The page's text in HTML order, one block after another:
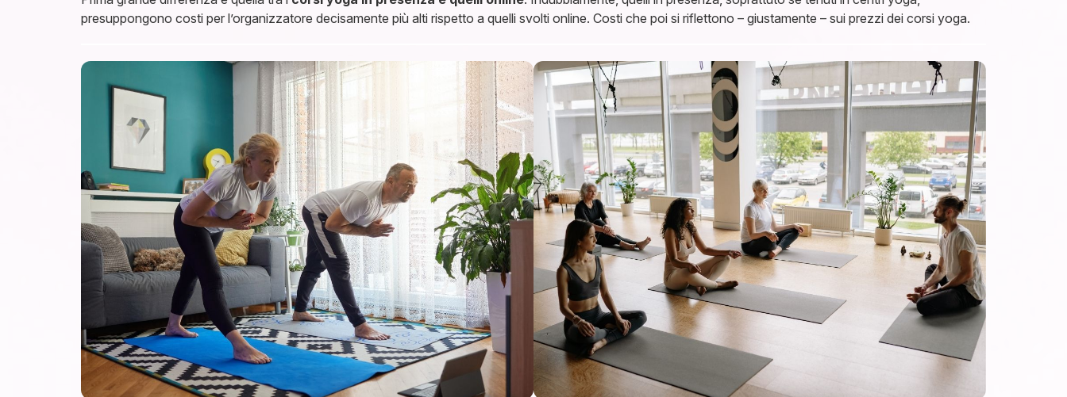
presuppongono costi per l’organizzatore decisamente più alti rispetto a quelli svolti online. Costi che poi si riflettono – giustamente – sui prezzi dei corsi yoga.